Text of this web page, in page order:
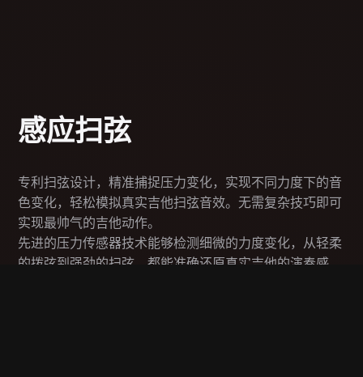
感应扫弦
专利扫弦设计，精准捕捉压力变化，实现不同力度下的音
色变化，轻松模拟真实吉他扫弦音效。无需复杂技巧即可
实现最帅气的吉他动作。
先进的压力传感器技术能够检测细微的力度变化，从轻柔
的拨弦到强劲的扫弦，都能准确还原真实吉他的演奏感